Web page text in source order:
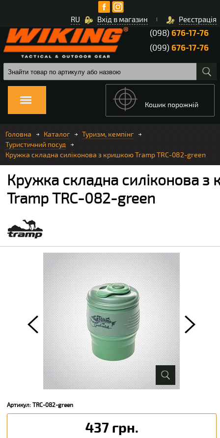
Вхід в магазин Реєстрація
RU
(098)676-17-76
(099)676-17-76
Кошик порожній
Головна Каталог
Туризм, кемпінг
Туристичний посуд
Кружка складна силіконова з кришкою Tramp TRC-082-green
Кружка складна силіконова
Tramp TRC-082-green
Артикул: TRC-082-green
437 грн.